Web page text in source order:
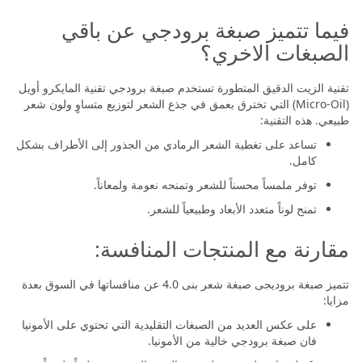
فيما تتميز صبغة برودجي عن باقي
الصبغات الاخري؟
تقنية الزيت الدقيق المتطورة تستخدم صبغة برودجي تقنية المايكرو أويل
(Micro-Oil) التي تخترق بعمق في جذع الشعر لتوزيع متساوٍ ولون شعر
طبيعي. هذه التقنية:
تساعد على تغطية الشعر الرمادي من الجذور إلى الأطراف بشكل
كامل.
توفر ملمساً محسناً للشعر وتمنحه نعومة ولمعاناً.
تمنح لوناً متعدد الأبعاد وطبيعياً للشعر.
مقارنة مع المنتجات المنافسة:
تتميز صبغة بروديجى صبغة شعر بنى 4.0 عن منافساتها في السوق بعدة
مزايا:
على عكس العديد من الصبغات التقليدية التي تحتوي على الأمونيا
فان صبغة برودجي خالية من الأمونيا.